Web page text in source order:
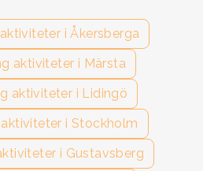
i Åkersberga
aktiviteter i Märsta
aktiviteter i Lidingö
i Stockholm
i Gustavsberg